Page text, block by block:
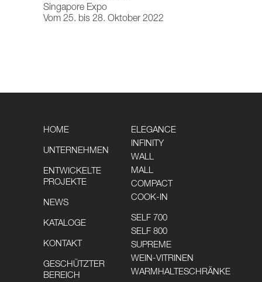
Singapore Expo
Vom 25. bis 28. Oktober 2022
HOME
UNTERNEHMEN
ENTWICKELTE
PROJEKTE
NEWS
KATALOGE
KONTAKT
GESCHÜTZTER
BEREICH
ELEGANCE
INFINITY
WALL
MALL
COMPACT
COOK-IN
SELF 700
SELF 800
SUPREME
WEIN-VITRINEN
WARMHALTESCHRÄNKE